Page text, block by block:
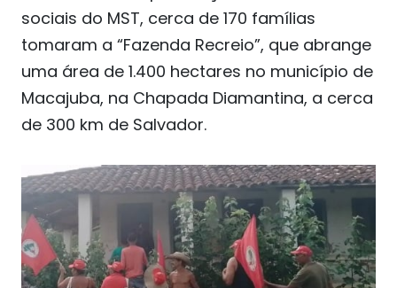
sociais do MST, cerca de 170 famílias
tomaram a “Fazenda Recreio”, que abrange
uma área de 1.400 hectares no município de
Macajuba, na Chapada Diamantina, a cerca
de 300 km de Salvador.